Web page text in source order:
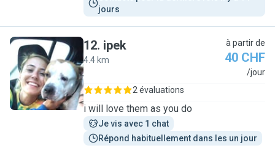
jours
I
12. ipek
4.4 km
à partir de
40 CHF
/jour
2 évaluations
i will love them as you do
Je vis avec 1 chat
Répond habituellement dans les un jour